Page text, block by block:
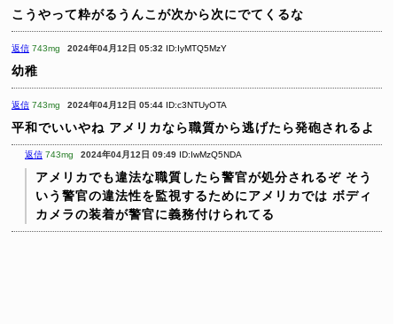
こうやって粋がるうんこが次から次にでてくるな
返信 743mg 2024年04月12日 05:32 ID:IyMTQ5MzY
幼稚
返信 743mg 2024年04月12日 05:44 ID:c3NTUyOTA
平和でいいやね アメリカなら職質から逃げたら発砲されるよ
返信 743mg 2024年04月12日 09:49 ID:IwMzQ5NDA
アメリカでも違法な職質したら警官が処分されるぞ そう
いう警官の違法性を監視するためにアメリカでは ボディ
カメラの装着が警官に義務付けられてる